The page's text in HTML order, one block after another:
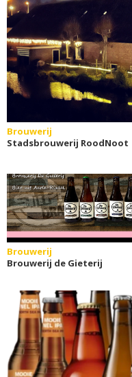
Brouwerij
Stadsbrouwerij RoodNoot
Brouwerij
Brouwerij de Gieterij